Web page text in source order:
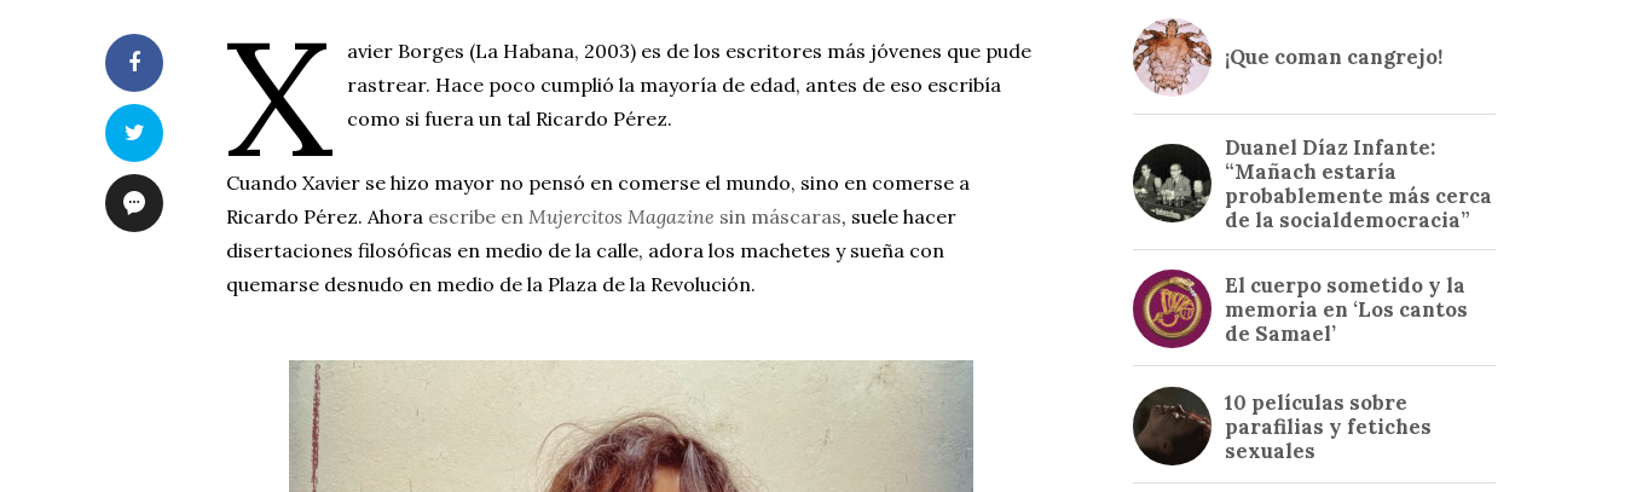
X
avier Borges (La Habana, 2003) es de los escritores más jóvenes que pude
rastrear. Hace poco cumplió la mayoría de edad, antes de eso escribía
como si fuera un tal Ricardo Pérez.
Cuando Xavier se hizo mayor no pensó en comerse el mundo, sino en comerse a
Ricardo Pérez. Ahora escribe en Mujercitos Magazine sin máscaras, suele hacer
disertaciones filosóficas en medio de la calle, adora los machetes y sueña con
quemarse desnudo en medio de la Plaza de la Revolución.